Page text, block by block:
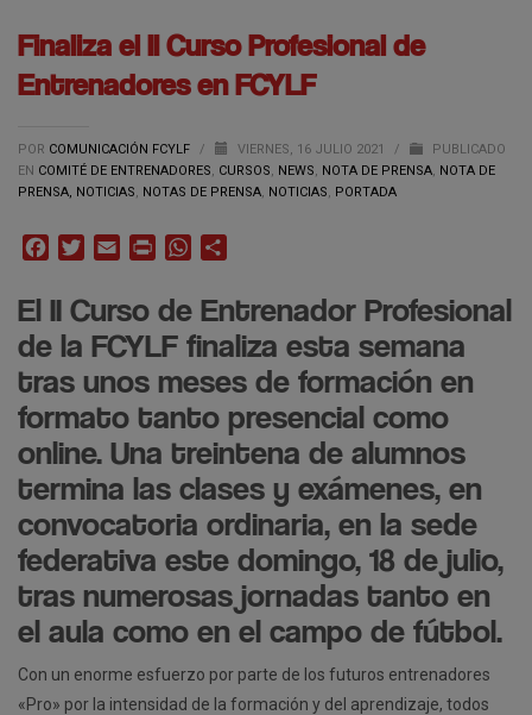
Finaliza el II Curso Profesional de
Entrenadores en FCYLF
POR COMUNICACIÓN FCYLF / VIERNES, 16 JULIO 2021 /
PUBLICADO
EN COMITÉ DE ENTRENADORES, CURSOS, NEWS, NOTA DE PRENSA, NOTA DE
PRENSA, NOTICIAS, NOTAS DE PRENSA, NOTICIAS, PORTADA
FacebookTwitterEmail Print WhatsApp
El II Curso de Entrenador Profesional
de la FCYLF finaliza esta semana
tras unos meses de formación en
formato tanto presencial como
online. Una treintena de alumnos
termina las clases y exámenes, en
convocatoria ordinaria, en la sede
federativa este domingo, 18 de julio,
tras numerosas jornadas tanto en
el aula como en el campo de fútbol.
Con un enorme esfuerzo por parte de los futuros entrenadores
«Pro» por la intensidad de la formación y del aprendizaje, todos